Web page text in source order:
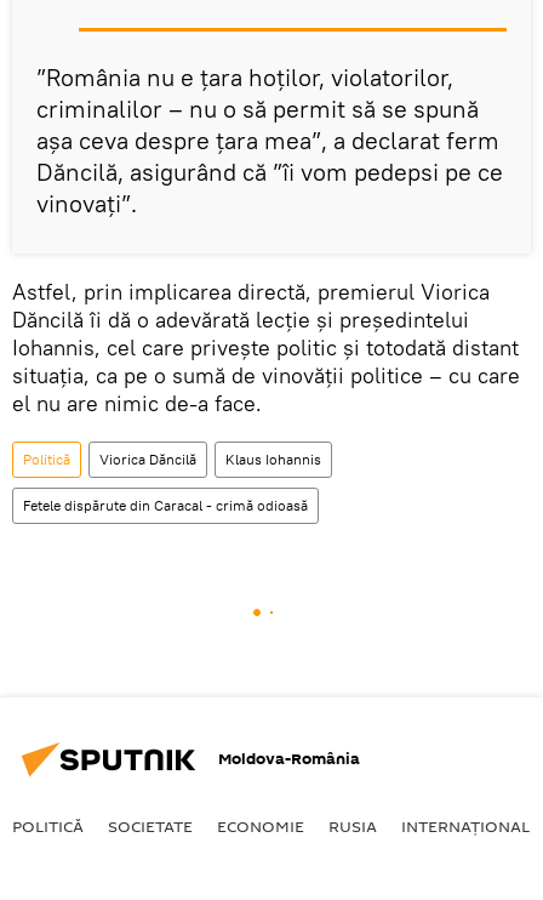
”România nu e țara hoților, violatorilor,
criminalilor – nu o să permit să se spună
așa ceva despre țara mea”, a declarat ferm
Dăncilă, asigurând că ”îi vom pedepsi pe ce
vinovați”.
Astfel, prin implicarea directă, premierul Viorica
Dăncilă îi dă o adevărată lecție și președintelui
Iohannis, cel care privește politic și totodată distant
situația, ca pe o sumă de vinovății politice – cu care
el nu are nimic de-a face.
Politică Viorica Dăncilă Klaus Iohannis
Fetele dispărute din Caracal - crimă odioasă
Moldova-România
POLITICĂ SOCIETATE ECONOMIE RUSIA INTERNAŢIONAL